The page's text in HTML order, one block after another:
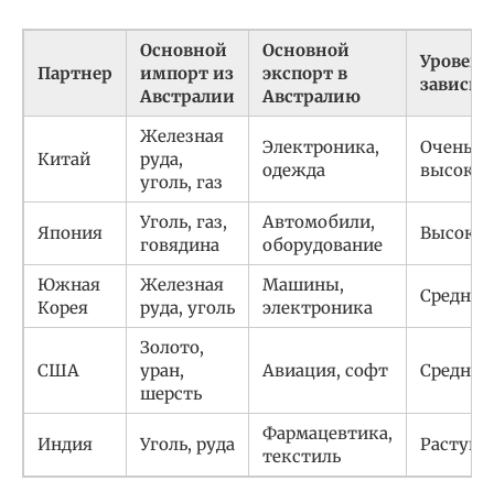
Партнер
Основной
импорт из
Австралии
Основной
экспорт в
Австралию
Уровень
Китай
Железная
руда,
уголь, газ
Электроника,
одежда
Очень
Япония
Уголь, газ,
говядина
Автомобили,
оборудование
Южная
Корея
Железная
руда, уголь
Машины,
электроника
Средний
США
Золото,
уран,
шерсть
Авиация, софт Средний
Индия Уголь, руда
Фармацевтика,
текстиль